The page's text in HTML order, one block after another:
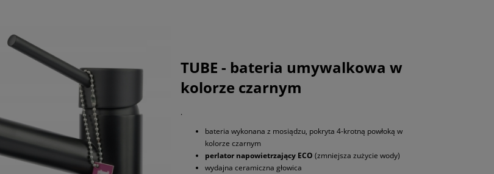
TUBE - bateria umywalkowa w
kolorze czarnym
.
bateria wykonana z mosiądzu, pokryta 4-krotną powłoką w
kolorze czarnym
perlator napowietrzający ECO (zmniejsza zużycie wody)
wydajna ceramiczna głowica